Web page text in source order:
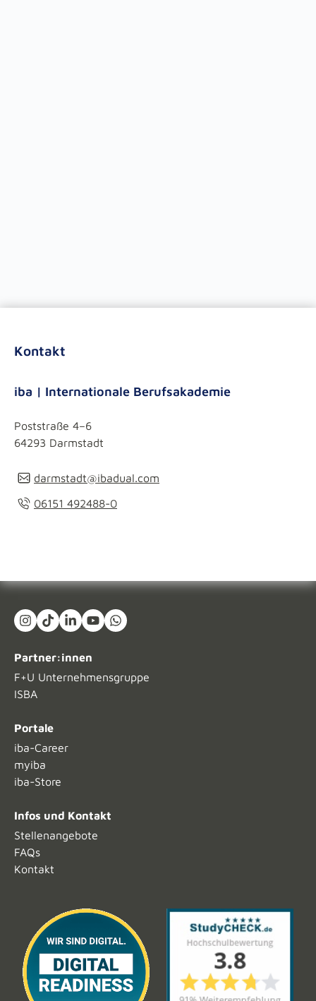
Kontakt
iba | Internationale Berufsakademie
Poststraße 4–6
64293 Darmstadt
darmstadt@ibadual.com
06151 492488-0
Instagram
TikTokLinkedIn In
YouTubeWhat's App
Partner:innen
F+U Unternehmensgruppe
ISBA
Portale
iba-Career
myiba
iba-Store
Infos und Kontakt
Stellenangebote
FAQs
Kontakt